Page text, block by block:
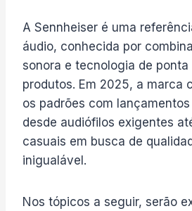
A Sennheiser é uma
áudio, conhecida por
sonora e tecnologia de ponta
produtos. Em 2025, a marca
os padrões com
desde audiófilos exigentes
casuais em busca de
inigualável.
Nos tópicos a seguir, serão